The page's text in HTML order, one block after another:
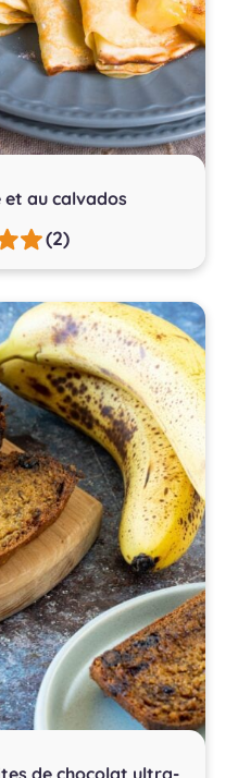
et au calvados
(2)
de chocolat ultra-